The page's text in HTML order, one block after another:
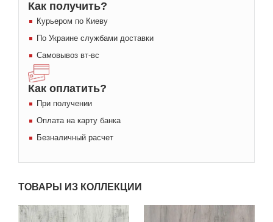
Как получить?
Курьером по Киеву
По Украине службами доставки
Самовывоз вт-вс
Как оплатить?
При получении
Оплата на карту банка
Безналичный расчет
ТОВАРЫ ИЗ КОЛЛЕКЦИИ